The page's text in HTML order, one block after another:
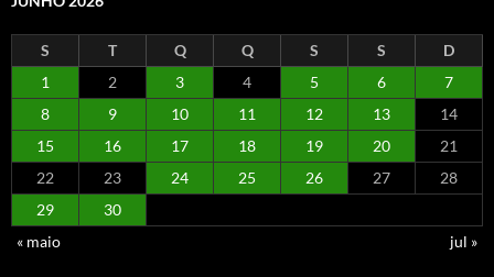
S T Q Q S S
D
1
2 3 4 5 6
7
8
9 10 11 12 13
14
15
16 17 18 19 20
21
22
23 24 25 26 27
28
29
30
« maio
jul »